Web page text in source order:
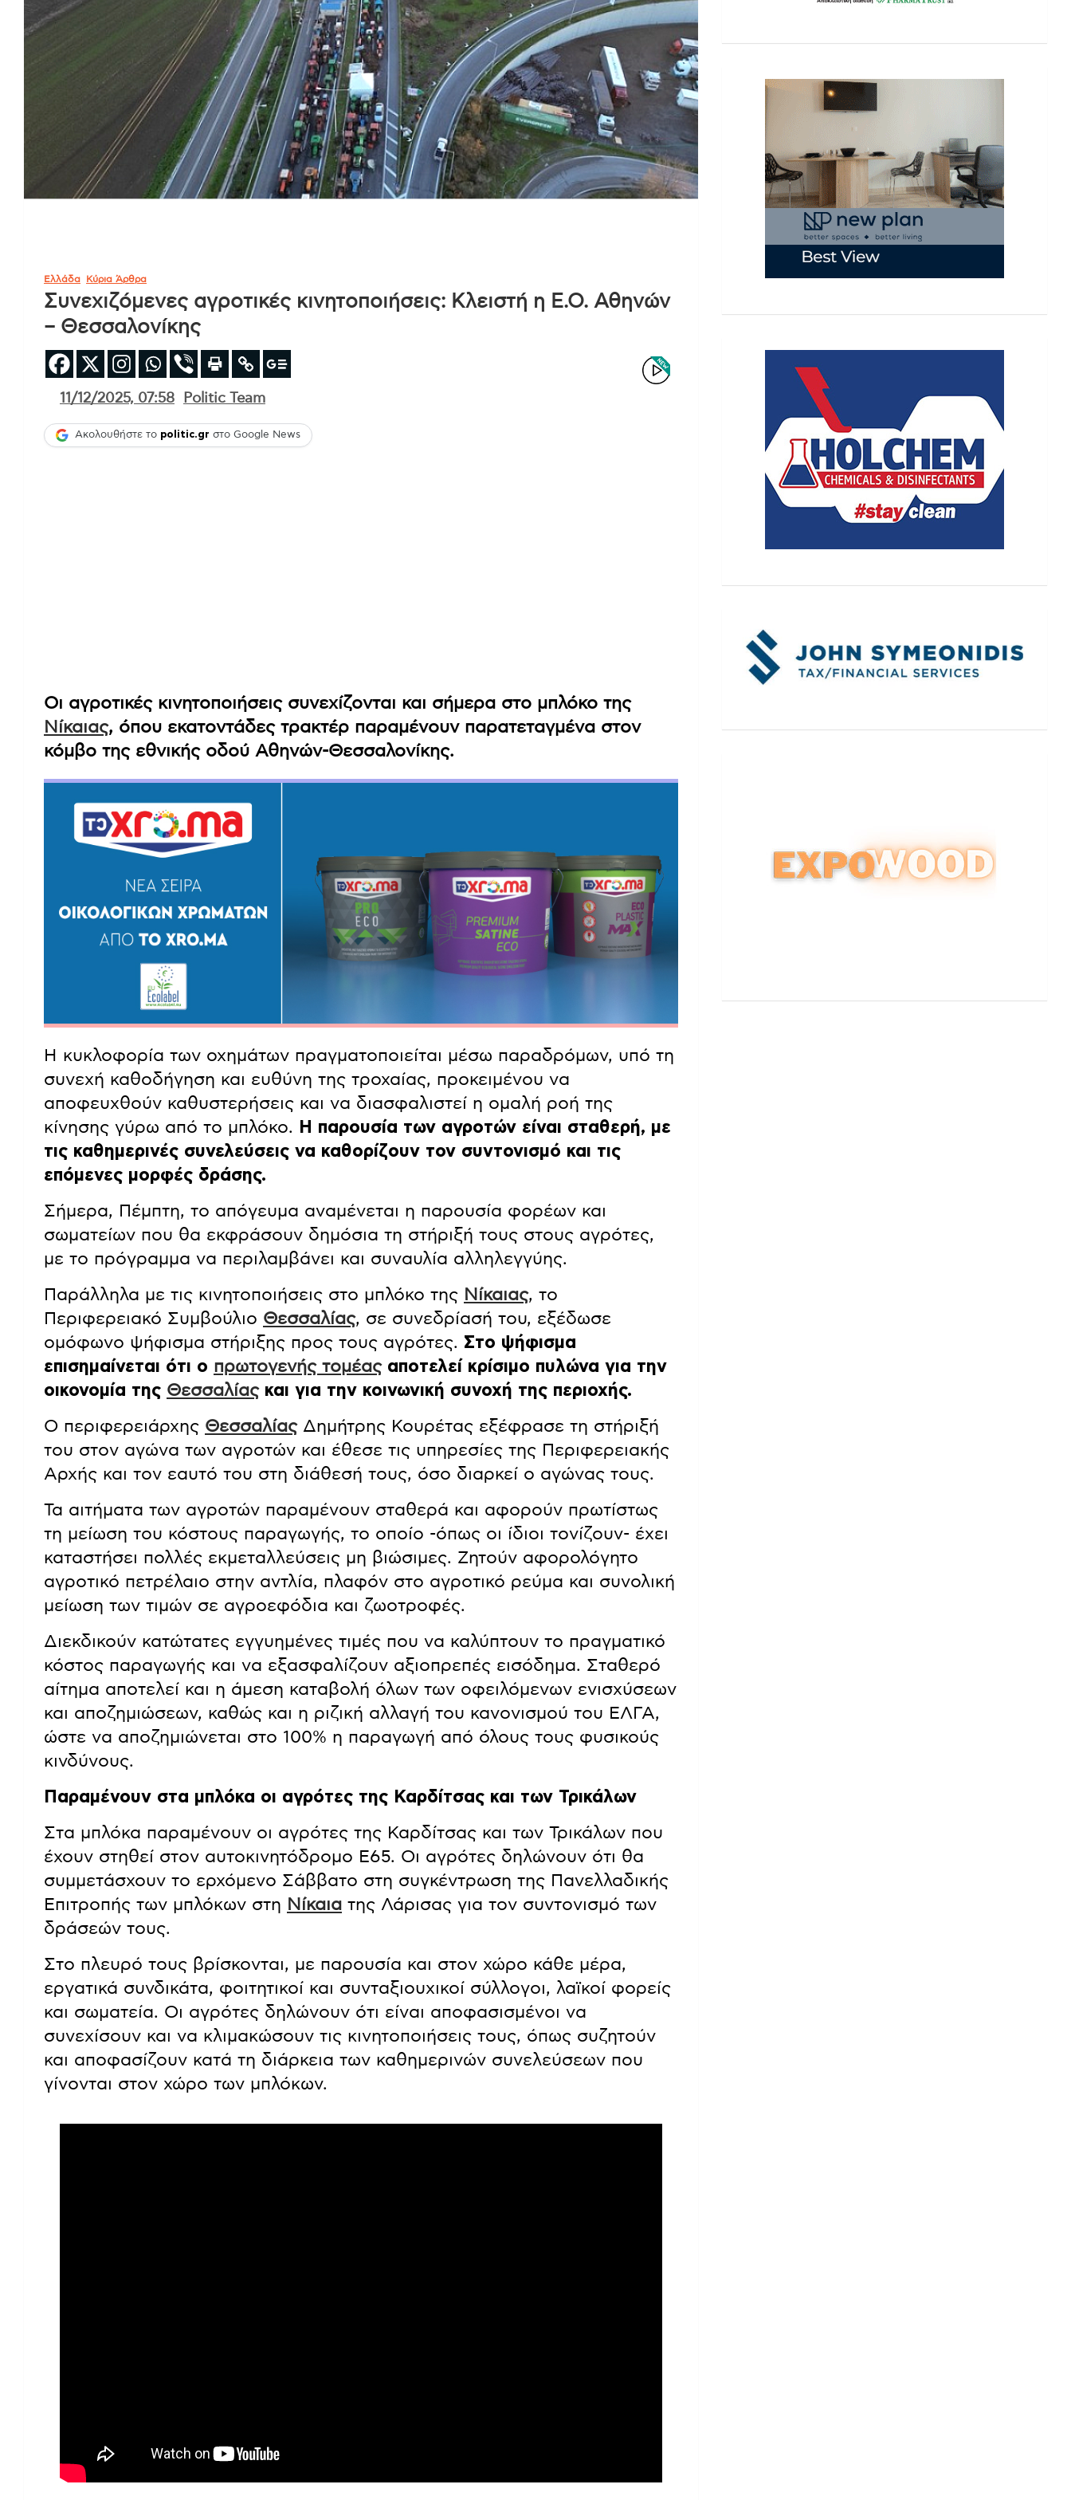
Ελλάδα Κύρια Άρθρα
Συνεχιζόμενες αγροτικές κινητοποιήσεις: Κλειστή η Ε.Ο. Αθηνών
– Θεσσαλονίκης
11/12/2025, 07:58 Politic Team
Ακολουθήστε το politic.gr στο Google News
Οι αγροτικές κινητοποιήσεις συνεχίζονται και σήμερα στο μπλόκο της
Νίκαιας, όπου εκατοντάδες τρακτέρ παραμένουν παρατεταγμένα στον
κόμβο της εθνικής οδού Αθηνών-Θεσσαλονίκης.
Η κυκλοφορία των οχημάτων πραγματοποιείται μέσω παραδρόμων, υπό τη
συνεχή καθοδήγηση και ευθύνη της τροχαίας, προκειμένου να
αποφευχθούν καθυστερήσεις και να διασφαλιστεί η ομαλή ροή της
κίνησης γύρω από το μπλόκο.
Η παρουσία των αγροτών είναι σταθερή, με
τις καθημερινές συνελεύσεις να καθορίζουν τον συντονισμό και τις
επόμενες μορφές δράσης.
Σήμερα, Πέμπτη, το απόγευμα αναμένεται η παρουσία φορέων και
σωματείων που θα εκφράσουν δημόσια τη στήριξή τους στους αγρότες,
με το πρόγραμμα να περιλαμβάνει και συναυλία αλληλεγγύης.
Παράλληλα με τις κινητοποιήσεις στο μπλόκο της Νίκαιας, το
Περιφερειακό Συμβούλιο Θεσσαλίας, σε συνεδρίασή του, εξέδωσε
ομόφωνο ψήφισμα στήριξης προς τους αγρότες. Στο ψήφισμα
επισημαίνεται ότι ο πρωτογενής τομέαςαποτελεί κρίσιμο πυλώνα για την
οικονομία της Θεσσαλίαςκαι για την κοινωνική συνοχή της περιοχής.
Ο περιφερειάρχης ΘεσσαλίαςΔημήτρης Κουρέτας εξέφρασε τη στήριξή
του στον αγώνα των αγροτών και έθεσε τις υπηρεσίες της Περιφερειακής
Αρχής και τον εαυτό του στη διάθεσή τους, όσο διαρκεί ο αγώνας τους.
Τα αιτήματα των αγροτών παραμένουν σταθερά και αφορούν πρωτίστως
τη μείωση του κόστους παραγωγής, το οποίο -όπως οι ίδιοι τονίζουν- έχει
καταστήσει πολλές εκμεταλλεύσεις μη βιώσιμες. Ζητούν αφορολόγητο
αγροτικό πετρέλαιο στην αντλία, πλαφόν στο αγροτικό ρεύμα και συνολική
μείωση των τιμών σε αγροεφόδια και ζωοτροφές.
Διεκδικούν κατώτατες εγγυημένες τιμές που να καλύπτουν το πραγματικό
κόστος παραγωγής και να εξασφαλίζουν αξιοπρεπές εισόδημα. Σταθερό
αίτημα αποτελεί και η άμεση καταβολή όλων των οφειλόμενων ενισχύσεων
και αποζημιώσεων, καθώς και η ριζική αλλαγή του κανονισμού του ΕΛΓΑ,
ώστε να αποζημιώνεται στο 100% η παραγωγή από όλους τους φυσικούς
κινδύνους.
Παραμένουν στα μπλόκα οι αγρότες της Καρδίτσας και των Τρικάλων
Στα μπλόκα παραμένουν οι αγρότες της Καρδίτσας και των Τρικάλων που
έχουν στηθεί στον αυτοκινητόδρομο Ε65. Οι αγρότες δηλώνουν ότι θα
συμμετάσχουν το ερχόμενο Σάββατο στη συγκέντρωση της Πανελλαδικής
Επιτροπής των μπλόκων στη Νίκαια της Λάρισας για τον συντονισμό των
δράσεών τους.
Στο πλευρό τους βρίσκονται, με παρουσία και στον χώρο κάθε μέρα,
εργατικά συνδικάτα, φοιτητικοί και συνταξιουχικοί σύλλογοι, λαϊκοί φορείς
και σωματεία. Οι αγρότες δηλώνουν ότι είναι αποφασισμένοι να
συνεχίσουν και να κλιμακώσουν τις κινητοποιήσεις τους, όπως συζητούν
και αποφασίζουν κατά τη διάρκεια των καθημερινών συνελεύσεων που
γίνονται στον χώρο των μπλόκων.